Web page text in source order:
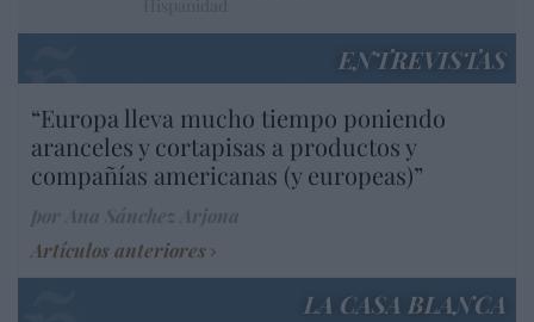
ENTREVISTAS
“Europa lleva mucho tiempo poniendo
aranceles y cortapisas a productos y
compañías americanas (y europeas)”
Artículos anteriores
LA CASA BLANCA